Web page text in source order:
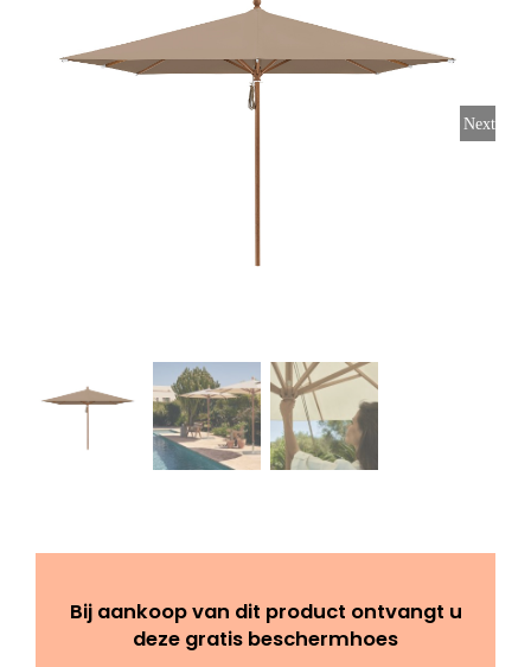
Balkonklemmen
Beschermhoezen
Verlichting
Glatz Vita Collectie
Next
Bij aankoop van dit product ontvangt u
deze gratis beschermhoes